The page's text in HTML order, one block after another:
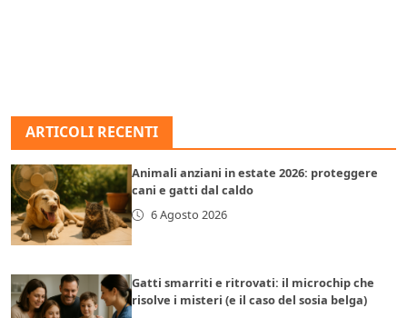
ARTICOLI RECENTI
Animali anziani in estate 2026: proteggere
cani e gatti dal caldo
6 Agosto 2026
Gatti smarriti e ritrovati: il microchip che
risolve i misteri (e il caso del sosia belga)